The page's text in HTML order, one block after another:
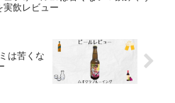
実飲レビュー
は苦くな